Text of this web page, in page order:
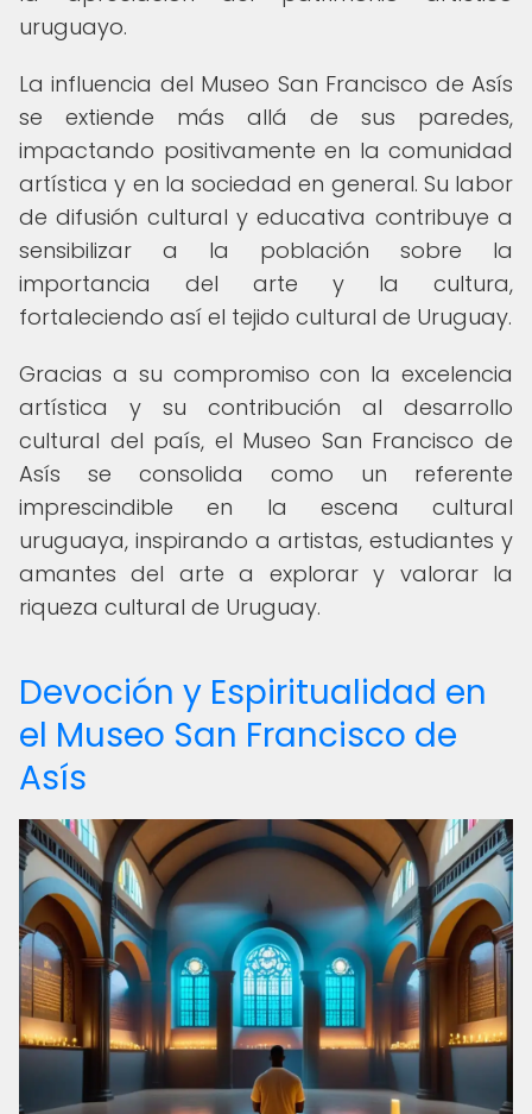
uruguayo.
La influencia del Museo San Francisco de Asís
se extiende más allá de sus paredes,
impactando positivamente en la comunidad
artística y en la sociedad en general. Su labor
de difusión cultural y educativa contribuye a
sensibilizar a la población sobre la
importancia del arte y la cultura,
fortaleciendo así el tejido cultural de Uruguay.
Gracias a su compromiso con la excelencia
artística y su contribución al desarrollo
cultural del país, el Museo San Francisco de
Asís se consolida como un referente
imprescindible en la escena cultural
uruguaya, inspirando a artistas, estudiantes y
amantes del arte a explorar y valorar la
riqueza cultural de Uruguay.
Devoción y Espiritualidad en
el Museo San Francisco de
Asís